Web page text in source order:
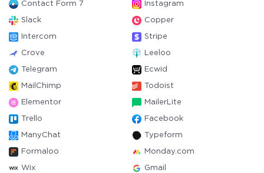
Contact Form 7 Instagram
Slack Copper
Intercom Stripe
Crove Leeloo
Telegram Ecwid
MailChimp Todoist
Elementor MailerLite
Trello Facebook
ManyChat Typeform
Formaloo Monday.com
Wix Gmail